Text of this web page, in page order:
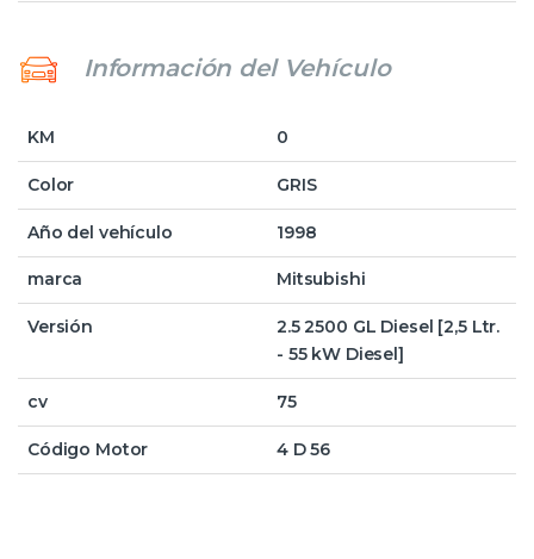
Información del Vehículo
KM 0
Color GRIS
Año del vehículo 1998
marca Mitsubishi
Versión
2.5 2500 GL Diesel [2,5 Ltr.
- 55 kW Diesel]
cv 75
Código Motor 4 D 56